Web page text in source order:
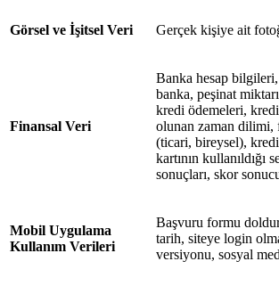
Görsel ve İşitsel Veri Gerçek kişiye ait
Finansal Veri
Banka hesap bilgileri,
banka, peşinat
kredi ödemeleri,
olunan zaman dilimi,
(ticari, bireysel),
kartının
sonuçları, skor
Mobil Uygulama
Kullanım Verileri
Başvuru formu
tarih, siteye login
versiyonu, sosyal